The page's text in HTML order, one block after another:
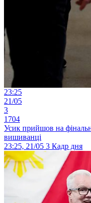
23:25
21/05
3
1704
Усик прийшов на
вишиванці
23:25, 21/05 3 Кадр дня